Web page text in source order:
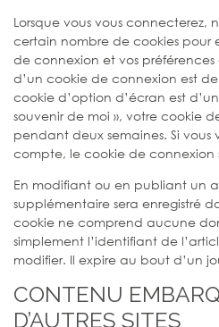
Lorsque vous vous connecterez,
certain nombre de cookies pour
de connexion et vos
d’un cookie de connexion est
cookie d’option d’écran est
souvenir de moi », votre cookie
pendant deux semaines. Si
compte, le cookie de connexion
En modifiant ou en publiant un
supplémentaire sera enregistré
cookie ne comprend aucune
simplement l’identifiant de
modifier. Il expire au bout d’un
CONTENU
D’AUTRES SITES